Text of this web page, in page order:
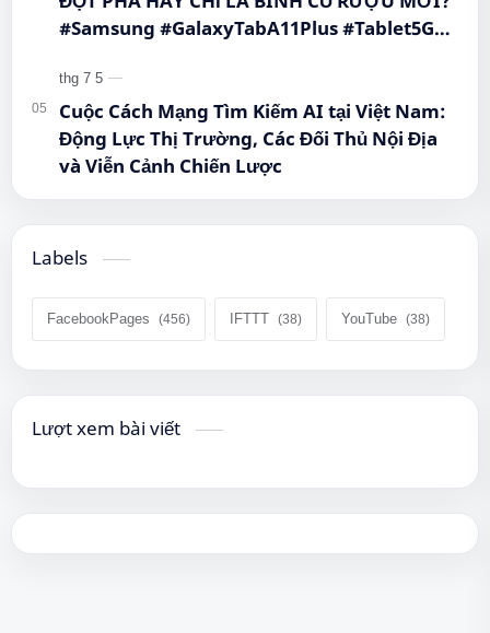
#Samsung #GalaxyTabA11Plus #Tablet5G
Cuộc Cách Mạng Tìm Kiếm AI tại Việt Nam:
Động Lực Thị Trường, Các Đối Thủ Nội Địa
và Viễn Cảnh Chiến Lược
Labels
FacebookPages IFTTT YouTube
Lượt xem bài viết